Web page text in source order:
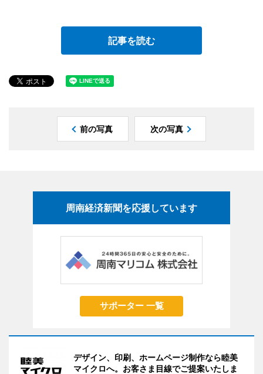
記事を読む
前の写真 次の写真
周南経済新聞を応援しています
サポーター 一覧
デザイン、印刷、ホームページ制作なら睦美
マイクロへ。お客さま目線でご提案いたしま